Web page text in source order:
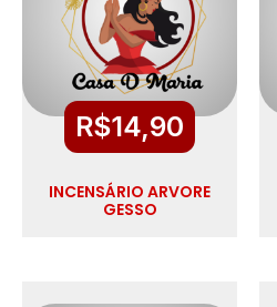
R$14,90
INCENSÁRIO ARVORE
GESSO